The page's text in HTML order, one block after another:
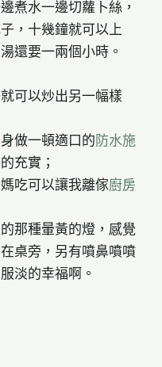
煮水一邊切蘿卜絲，
，十幾鐘就可以上
還要一兩個小時。
可以炒出另一幅樣
做一頓適口的 防水施
充實；
吃可以讓我離傢廚房
那種暈黃的燈，感覺
桌旁，另有噴鼻噴噴
淡的幸福啊。